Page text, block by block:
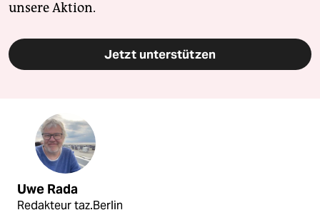
unsere Aktion.
Jetzt unterstützen
Uwe Rada
Redakteur taz.Berlin